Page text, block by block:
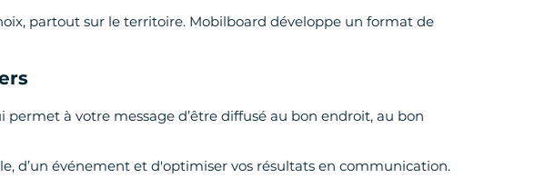
partout sur le territoire. Mobilboard développe un format de
à votre message d’être diffusé au bon endroit, au bon
d’un événement et d'optimiser vos résultats en communication.